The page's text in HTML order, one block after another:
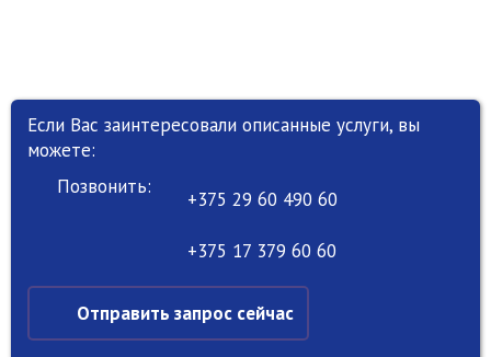
Если Вас заинтересовали описанные услуги, вы
можете:
Позвонить:
+375 29 60 490 60
+375 17 379 60 60
Отправить запрос сейчас